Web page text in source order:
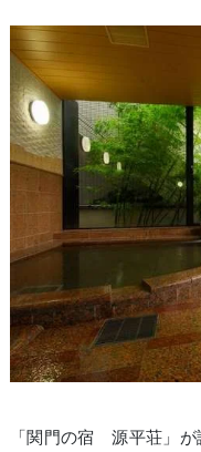
「関門の宿 源平荘」が